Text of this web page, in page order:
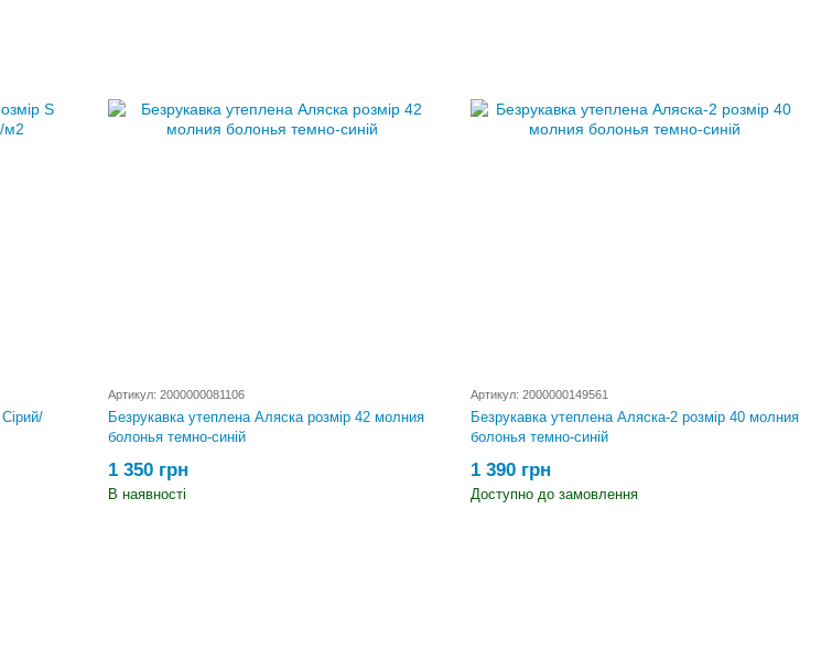
Артикул: 2000000081106
Безрукавка утеплена Аляска розмір 42 молния
болонья темно-синій
1 350 грн
В наявності
Артикул: 2000000149561
Безрукавка утеплена Аляска-2 розмір 40 молния
болонья темно-синій
1 390 грн
Доступно до замовлення